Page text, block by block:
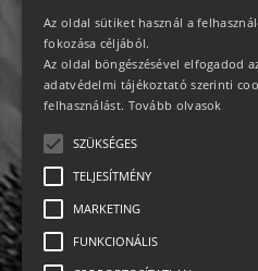
Az oldal sütiket használ a
fokozása céljából.
Az oldal böngészésével elfogadod
adatvédelmi tájékoztató szerinti
felhasználást. Tovább olvasok
SZÜKSÉGES
TELJESÍTMÉNY
MARKETING
FUNKCIONÁLIS